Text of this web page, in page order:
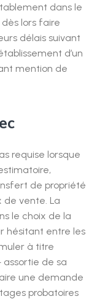
dans le
lors faire
délais suivant
d’un
mention de
requise lorsque
de propriété
de vente. La
le choix de la
hésitant entre les
à titre
de sa
une demande
probatoires